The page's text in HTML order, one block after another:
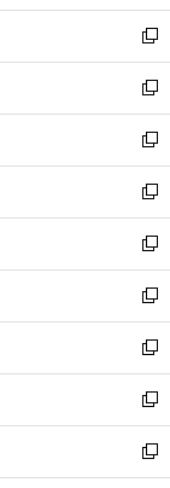
ウ
で
開
く
ン
ド
ウ
で
開
く
新
し
い
ウ
ィ
ン
ド
ウ
で
開
く
新
し
い
ウ
ィ
ン
ド
ウ
で
開
く
新
し
い
ウ
ィ
ン
ド
ウ
で
開
く
新
し
い
ウ
ィ
ン
ド
ウ
で
開
く
新
し
い
ウ
ィ
ン
ド
ウ
で
開
新
し
い
ウ
ィ
ン
ド
ウ
新
し
い
ウ
ィ
ン
新
し
い
ウ
新
し